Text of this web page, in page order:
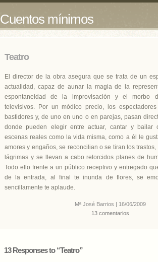
Cuentos mínimos
Teatro
El director de la obra asegura que se trata de un
actualidad, capaz de aunar la magia de la
espontaneidad de la improvisación y el morbo
televisivos. Por un módico precio, los
bastidores y, de uno en uno o en parejas, pasan
donde pueden elegir entre actuar, cantar y bailar
escenas reales como la vida misma, como a él le
amores y engaños, se reconcilian o se tiran los
lágrimas y se llevan a cabo retorcidos planes de
Todo ello frente a un público receptivo y entregado
de la entrada, al final te inunda de flores, se
sencillamente te aplaude.
Mª José Barrios | 16/06/2009
13 comentarios
13 Responses to “Teatro”